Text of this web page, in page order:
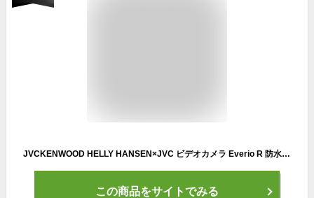
JVCKENWOOD HELLY HANSEN×JVC ビデオカメラ Everio R 防水 防塵 32GB ノルディックホワイト GZ-HH140-WB
この商品をサイトでみる